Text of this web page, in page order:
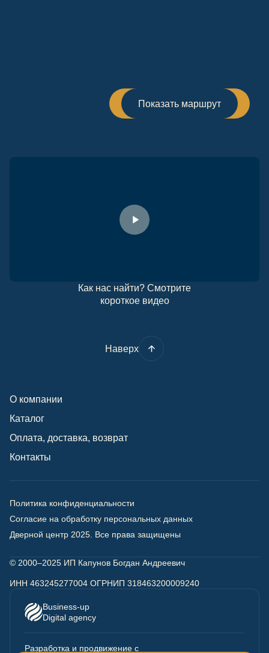
Показать маршрут
Как нас найти? Смотрите
короткое видео
Наверх
О компании
Каталог
Оплата, доставка, возврат
Контакты
Политика конфиденциальности
Согласие на обработку персональных данных
Дверной центр 2025. Все права защищены
© 2000–2025 ИП Капунов Богдан Андреевич
ИНН 463245277004 ОГРНИП 318463200009240
Разработка и продвижение с
Business-up
Digital agency